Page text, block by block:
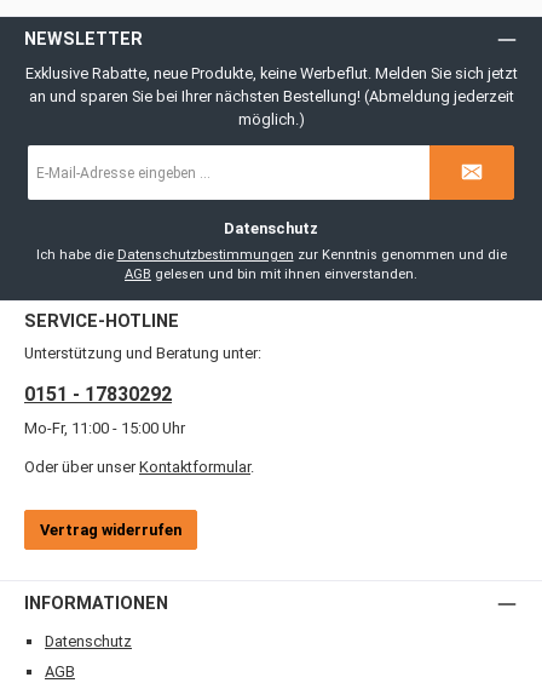
NEWSLETTER
Exklusive Rabatte, neue Produkte, keine Werbeflut. Melden Sie sich jetzt
an und sparen Sie bei Ihrer nächsten Bestellung! (Abmeldung jederzeit
möglich.)
Mail-
Datenschutz
Ich habe die Datenschutzbestimmungen
zur Kenntnis genommen und die
AGB gelesen und bin mit ihnen einverstanden.
SERVICE-HOTLINE
Unterstützung und Beratung unter:
0151 - 17830292
Mo-Fr, 11:00 - 15:00 Uhr
Oder über unser Kontaktformular.
Vertrag widerrufen
INFORMATIONEN
Datenschutz
AGB